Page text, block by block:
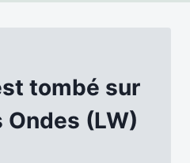
tombé sur
Ondes (LW)